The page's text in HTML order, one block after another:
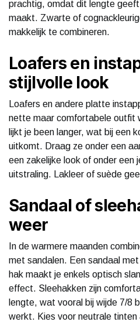
prachtig, omdat dit lengte
maakt. Zwarte of
makkelijk te combineren.
Loafers en
stijlvolle look
Loafers en andere platte
nette maar comfortabele outfit
lijkt je been langer, wat bij een
uitkomt. Draag ze onder een
een zakelijke look of onder een
uitstraling. Lakleer of suède
Sandaal of
weer
In de warmere maanden
met sandalen. Een sandaal
hak maakt je enkels optisch
effect. Sleehakken zijn
lengte, wat vooral bij wijde 7/8
werkt. Kies voor neutrale tinten